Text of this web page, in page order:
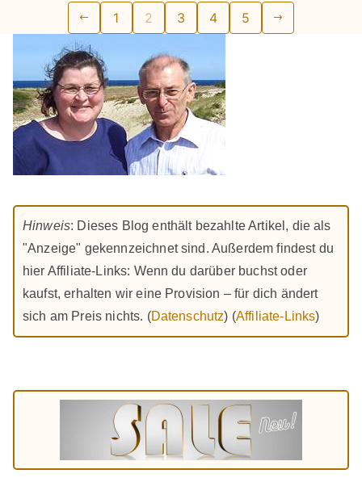
Seitennummerierung
der
Beiträge
1 2 3 4 5
Hinweis: Dieses Blog enthält bezahlte Artikel, die als
"Anzeige" gekennzeichnet sind. Außerdem findest du
hier Affiliate-Links: Wenn du darüber buchst oder
kaufst, erhalten wir eine Provision – für dich ändert
sich am Preis nichts. (Datenschutz) (Affiliate-Links)